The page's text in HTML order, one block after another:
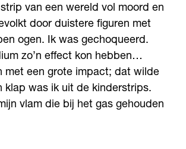
van een wereld vol moord en
door duistere figuren met
ogen. Ik was gechoqueerd.
zo’n effect kon hebben…
met een grote impact; dat wilde
klap was ik uit de kinderstrips.
vlam die bij het gas gehouden